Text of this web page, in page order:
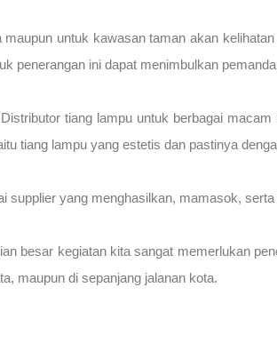
maupun untuk kawasan taman akan
penerangan ini dapat menimbulkan
tiang lampu untuk berbagai
tiang lampu yang estetis dan pastinya
supplier yang menghasilkan, mamasok,
besar kegiatan kita sangat memerlukan
maupun di sepanjang jalanan kota.